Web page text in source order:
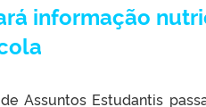
informação
Assuntos Estudantis